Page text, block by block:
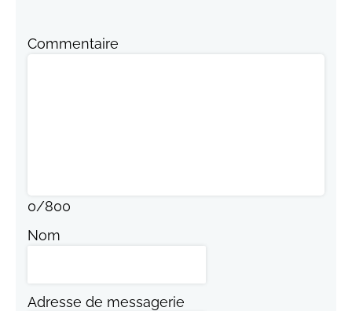
Commentaire
0/800
Nom
Adresse de messagerie